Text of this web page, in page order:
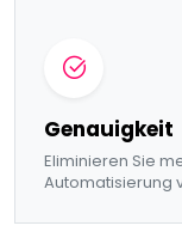
Genauigkeit
Eliminieren Sie
Automatisierung